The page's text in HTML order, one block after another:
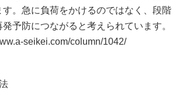
す。急に負荷をかけるのではなく、段階
予防につながると考えられています。
seikei.com/column/1042/